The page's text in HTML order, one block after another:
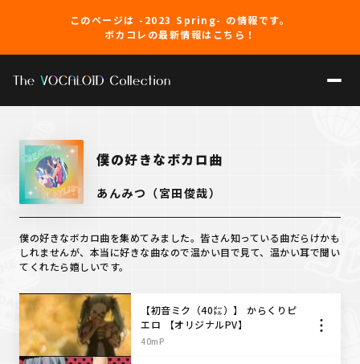
このページは -2023 Spring- の情報です。
ボカコレの最新情報はこちら！
僕の好きなボカロ曲
あんみつ（宮田俊哉）
僕の好きなボカロ曲を集めてみました。皆さん知っている曲だらけかも
しれませんが、本当に好きな曲なので温かい目で見て、温かい耳で聞い
てくれたら嬉しいです。
【初音ミク（40㍍）】 からくりピ
エロ 【オリジナルPV】
40mP